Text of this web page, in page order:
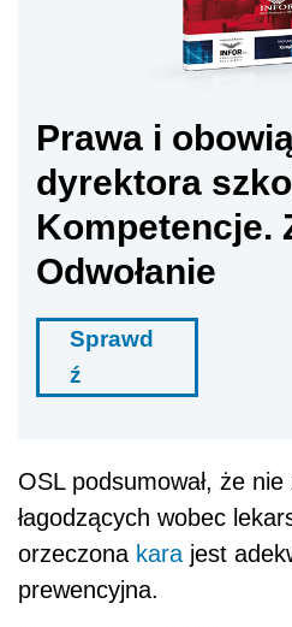
Prawa i
dyrektora
Kompetencje.
Odwołanie
Sprawd
ź
OSL podsumował, że
łagodzących wobec
orzeczona kara jest
prewencyjna.